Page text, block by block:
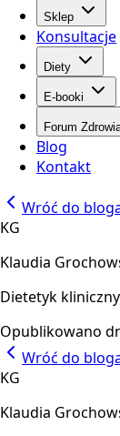
Sklep
Konsultacje
Diety
E-booki
Forum
Blog
Kontakt
Wróć do
KG
Klaudia
Dietetyk kliniczny
Opublikowano
Wróć do
KG
Klaudia